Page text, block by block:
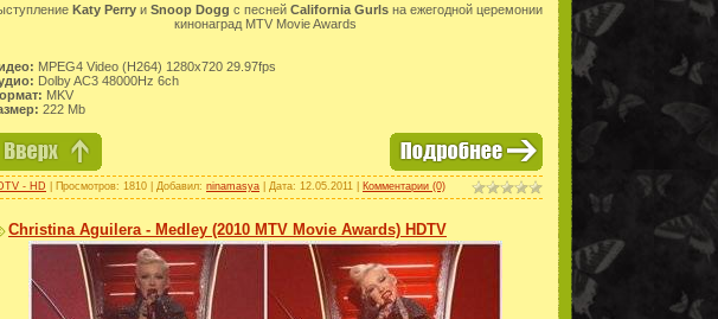
Katy Perry и Snoop Dogg с песней California Gurls на ежегодной церемонии
кинонаград MTV Movie Awards
MPEG4 Video (H264) 1280x720 29.97fps
Dolby AC3 48000Hz 6ch
MKV
222 Mb
- HD | Просмотров: 1810 | Добавил: ninamasya | Дата: 12.05.2011 Комментарии (0)
Christina Aguilera - Medley (2010 MTV Movie Awards) HDTV